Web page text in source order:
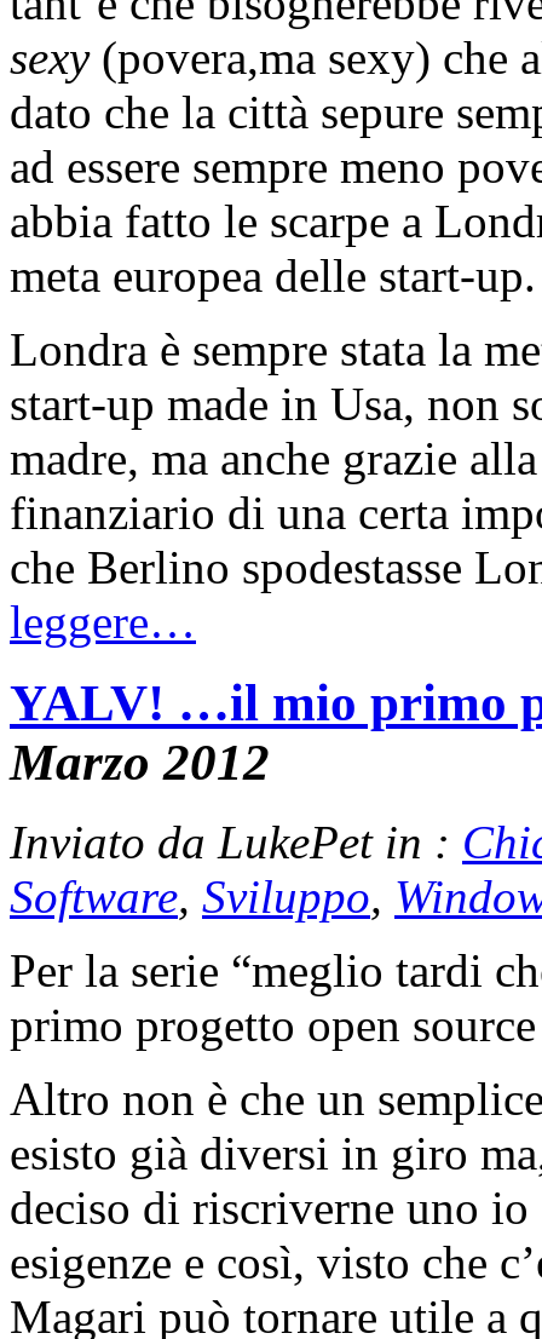
sexy(povera,ma sexy) che
dato che la città sepure
ad essere sempre meno
abbia fatto le scarpe a
meta europea delle start-up.
Londra è sempre stata la
start-up made in Usa, non
madre, ma anche grazie
finanziario di una certa
che Berlino spodestasse
leggere…
YALV! …il mio primo
Marzo 2012
Inviato da LukePet in :
Software, Sviluppo,
Per la serie “meglio tardi
primo progetto open
Altro non è che un
esisto già diversi in giro
deciso di riscriverne uno io
esigenze e così, visto che
Magari può tornare utile a